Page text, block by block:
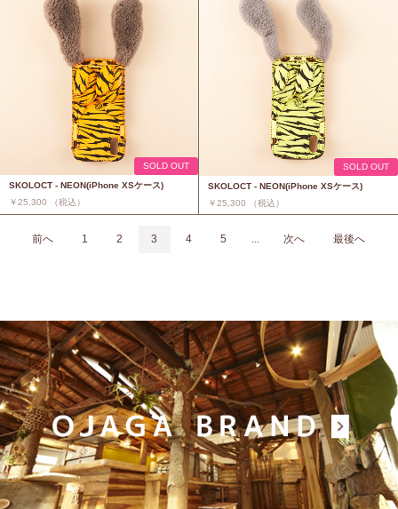
SOLD OUT
SKOLOCT - NEON(iPhone XSケース)
￥25,300 （税込）
SOLD OUT
SKOLOCT - NEON(iPhone XSケース)
￥25,300 （税込）
前へ 1 2 3 4 5 ... 次へ 最後へ